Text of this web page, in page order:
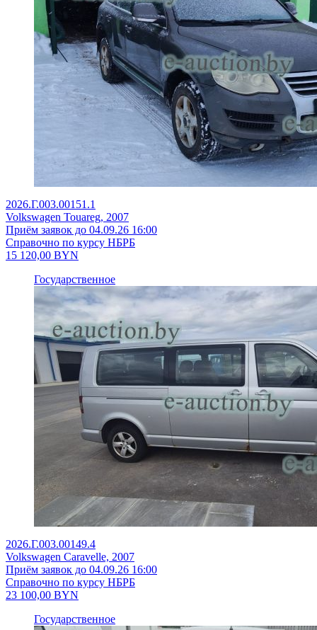
2026.Г.003.00151.1
Volkswagen Touareg, 2007
Приём заявок до 04.09.26 16:00
Справочно по курсу НБРБ
15 120,00 BYN
Государственное
2026.Г.003.00149.4
Volkswagen Caravelle, 2007
Приём заявок до 04.09.26 16:00
Справочно по курсу НБРБ
23 100,00 BYN
Государственное